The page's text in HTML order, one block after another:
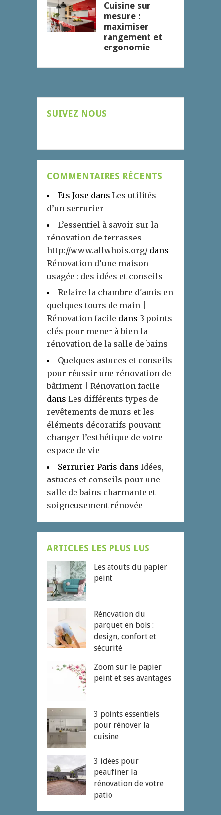
Cuisine sur
mesure :
maximiser
rangement et
ergonomie
SUIVEZ NOUS
COMMENTAIRES RÉCENTS
Ets Jose dans Les utilités
d’un serrurier
L’essentiel à savoir sur la
rénovation de terrasses
http://www.allwhois.org/ dans
Rénovation d’une maison
usagée : des idées et conseils
Refaire la chambre d'amis en
quelques tours de main |
Rénovation facile dans 3 points
clés pour mener à bien la
rénovation de la salle de bains
Quelques astuces et conseils
pour réussir une rénovation de
bâtiment | Rénovation facile
dans Les différents types de
revêtements de murs et les
éléments décoratifs pouvant
changer l’esthétique de votre
espace de vie
Serrurier Paris dans Idées,
astuces et conseils pour une
salle de bains charmante et
soigneusement rénovée
ARTICLES LES PLUS LUS
Les atouts du papier
peint
Rénovation du
parquet en bois :
design, confort et
sécurité
Zoom sur le papier
peint et ses avantages
3 points essentiels
pour rénover la
cuisine
3 idées pour
peaufiner la
rénovation de votre
patio